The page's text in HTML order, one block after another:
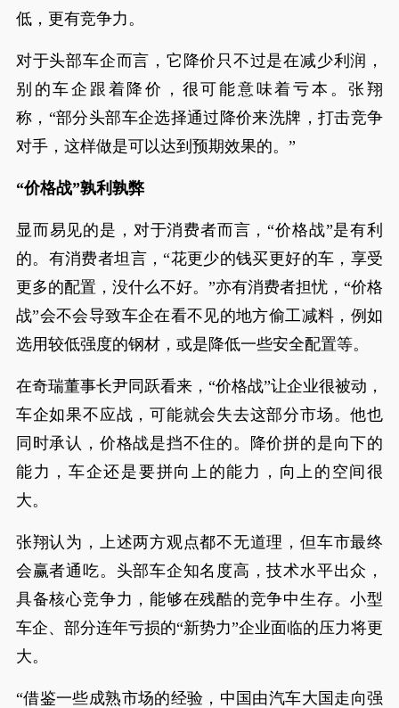
低，更有竞争力。
对于头部车企而言，它降价只不过是在减少利润，
别的车企跟着降价，很可能意味着亏本。张翔
称，“部分头部车企选择通过降价来洗牌，打击竞争
对手，这样做是可以达到预期效果的。”
“价格战”孰利孰弊
显而易见的是，对于消费者而言，“价格战”是有利
的。有消费者坦言，“花更少的钱买更好的车，享受
更多的配置，没什么不好。”亦有消费者担忧，“价格
战”会不会导致车企在看不见的地方偷工减料，例如
选用较低强度的钢材，或是降低一些安全配置等。
在奇瑞董事长尹同跃看来，“价格战”让企业很被动，
车企如果不应战，可能就会失去这部分市场。他也
同时承认，价格战是挡不住的。降价拼的是向下的
能力，车企还是要拼向上的能力，向上的空间很
大。
张翔认为，上述两方观点都不无道理，但车市最终
会赢者通吃。头部车企知名度高，技术水平出众，
具备核心竞争力，能够在残酷的竞争中生存。小型
车企、部分连年亏损的“新势力”企业面临的压力将更
大。
“借鉴一些成熟市场的经验，中国由汽车大国走向强